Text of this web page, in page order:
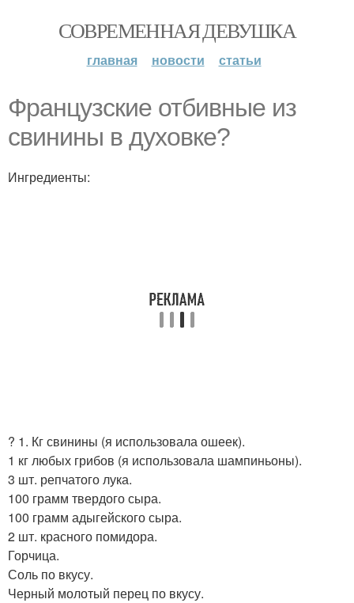
СОВРЕМЕННАЯ ДЕВУШКА
главная новости статьи
Французские отбивные из
свинины в духовке?
Ингредиенты:
? 1. Кг свинины (я использовала ошеек).
1 кг любых грибов (я использовала шампиньоны).
3 шт. репчатого лука.
100 грамм твердого сыра.
100 грамм адыгейского сыра.
2 шт. красного помидора.
Горчица.
Соль по вкусу.
Черный молотый перец по вкусу.